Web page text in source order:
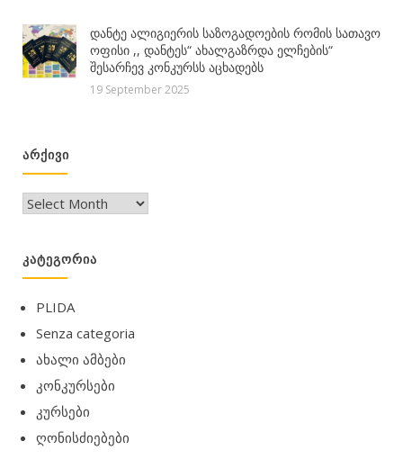
დანტე ალიგიერის საზოგადოების რომის სათავო
ოფისი ,, დანტეს“ ახალგაზრდა ელჩების“
შესარჩევ კონკურსს აცხადებს
19 September 2025
ᲐᲠᲥᲘᲕᲘ
არქივი
ᲙᲐᲢᲔᲒᲝᲠᲘᲐ
PLIDA
Senza categoria
ახალი ამბები
კონკურსები
კურსები
ღონისძიებები